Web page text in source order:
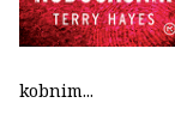
kobnim...